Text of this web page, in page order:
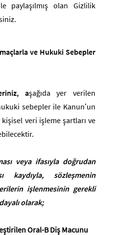
paylaşılmış olan Gizlilik
ve Hukuki Sebepler
aşağıda yer verilen
sebepler ile Kanun’un
veri işleme şartları ve
veya ifasıyla doğrudan
kaydıyla, sözleşmenin
işlenmesinin gerekli
olarak;
Oral-B Diş Macunu